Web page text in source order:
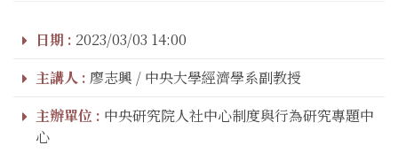
日期 : 2023/03/03 14:00
主講人 : 廖志興 / 中央大學經濟學系副教授
主辦單位 : 中央研究院人社中心制度與行為研究專題中
心